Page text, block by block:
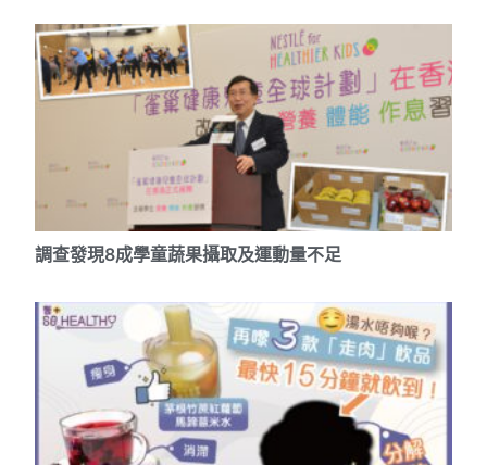
調查發現8成學童蔬果攝取及運動量不足